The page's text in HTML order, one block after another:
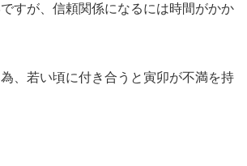
すが、信頼関係になるには時間がかか
、若い頃に付き合うと寅卯が不満を持